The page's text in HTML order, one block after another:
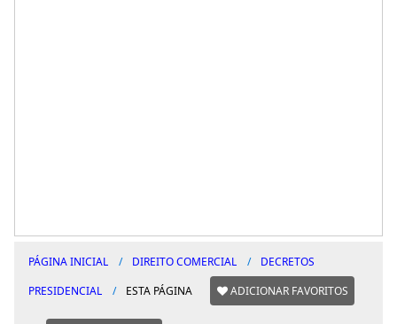
PÁGINA INICIAL DIREITO COMERCIAL
DECRETOS
PRESIDENCIAL
ESTA PÁGINA ADICIONAR FAVORITOS